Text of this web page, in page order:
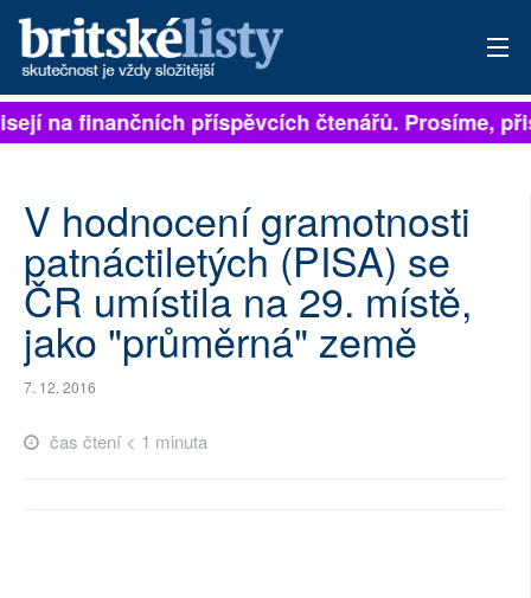
PŘIHLÁSIT
ARCHIV
ROZHOVORY
TÉMATA
NEJČTENĚJŠÍ ZA 7 DNÍ
AUTOŘI
na finančních příspěvcích čtenářů. Prosíme,
V hodnocení gramotnosti
patnáctiletých (PISA) se
ČR umístila na 29. místě,
jako "průměrná" země
7. 12. 2016
čas čtení < 1 minuta